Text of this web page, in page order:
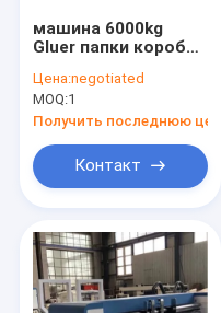
машина 6000kg
Gluer папки коробки
Цена:negotiated
MOQ:1
Получить последнюю цену
Контакт